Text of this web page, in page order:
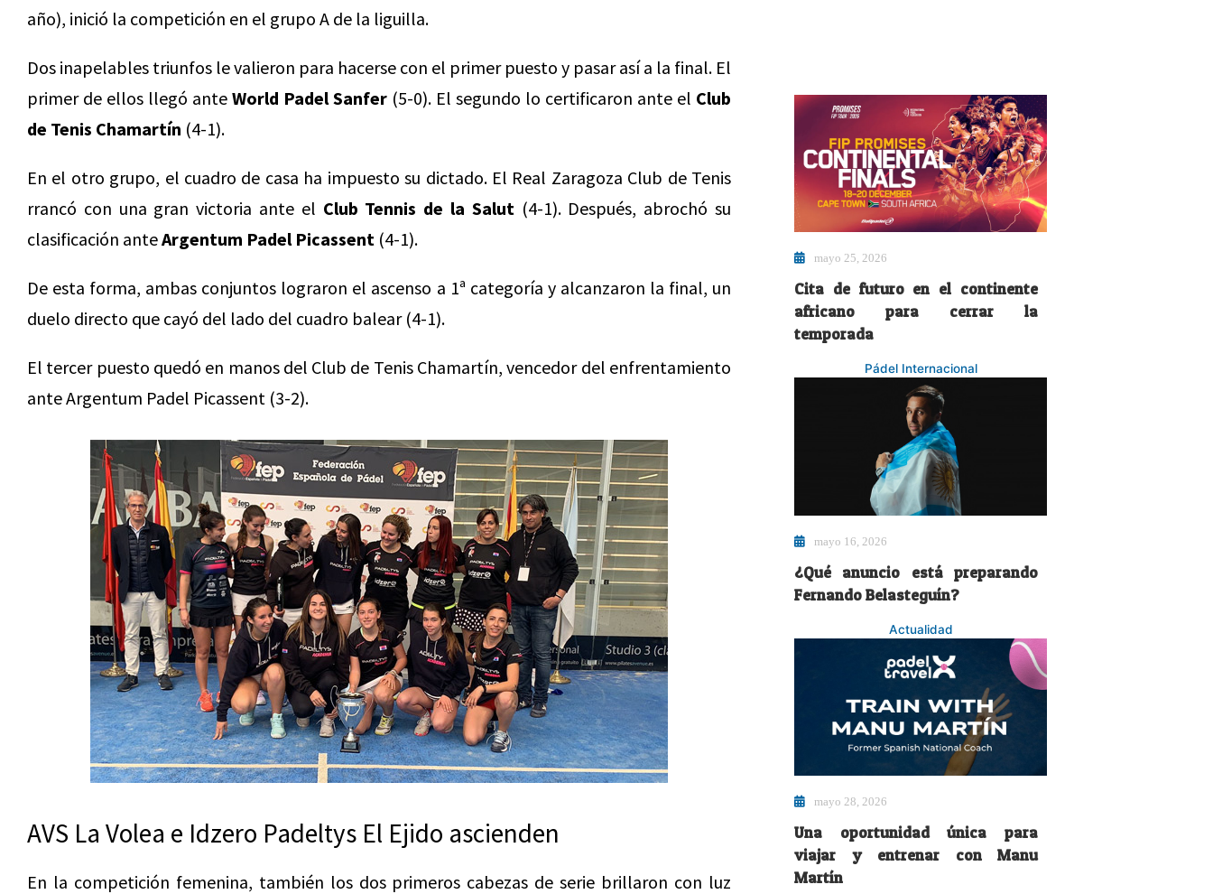
año), inició la competición en el grupo A de la liguilla.
Dos inapelables triunfos le valieron para hacerse con el primer puesto y pasar así a la final. El
primer de ellos llegó ante World Padel Sanfer (5-0). El segundo lo certificaron ante el Club
de Tenis Chamartín (4-1).
En el otro grupo, el cuadro de casa ha impuesto su dictado. El Real Zaragoza Club de Tenis
rrancó con una gran victoria ante el Club Tennis de la Salut(4-1). Después, abrochó su
clasificación anteArgentum Padel Picassent (4-1).
De esta forma, ambas conjuntos lograron el ascenso a 1ª categoría y alcanzaron la final, un
duelo directo que cayó del lado del cuadro balear (4-1).
El tercer puesto quedó en manos del Club de Tenis Chamartín, vencedor del enfrentamiento
ante Argentum Padel Picassent (3-2).
AVS La Volea e Idzero Padeltys El Ejido ascienden
En la competición femenina, también los dos primeros cabezas de serie brillaron con luz
mayo 25, 2026
Cita de futuro en el continente
africano para cerrar la
temporada
Pádel Internacional
mayo 16, 2026
¿Qué anuncio está preparando
Fernando Belasteguín?
Actualidad
mayo 28, 2026
Una oportunidad única para
viajar y entrenar con Manu
Martín